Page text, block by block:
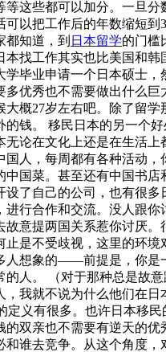
等这些都可以加分。一旦分
可以把工作后的年数缩短到
都知道，到 日本留学的门槛
找工作其实也比美国和韩
学毕业申请一个日本硕士，
多优秀也不需要做出什么巨
大概27岁左右吧。除了留学
的钱。 移民日本的另一个
无论在文化上还是在生活上
人，每周都有各种活动，
国菜。甚至还有中国书店
设了自己的公司，也有很多
进行合作和交流。没人跟你
故意提两国关系惹你讨厌。
止是不受歧视，这里的环境
人想象的——前提是，你是
的人。 （对于那种总是故
，我就不说为什么他们在日
定义有很多。也许日本移民
的双亲也不需要有逆天的优
和谁去竞争。从这个角度，